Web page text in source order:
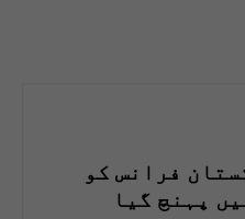
فرانس کو
پہنچ گیا